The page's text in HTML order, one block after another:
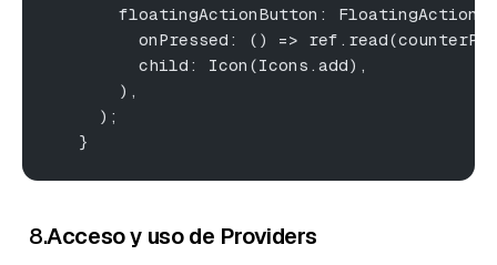
floatingActionButton:
onPressed: () =>
         child: Icon(Icons.add),
       ),
     );
   }
8.Acceso y uso de Providers